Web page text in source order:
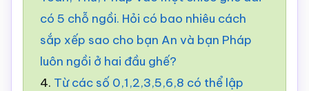
có 5 chỗ ngồi. Hỏi có bao nhiêu cách
sắp xếp sao cho bạn An và bạn Pháp
luôn ngồi ở hai đầu ghế?
4. Từ các số 0,1,2,3,5,6,8 có thể lập